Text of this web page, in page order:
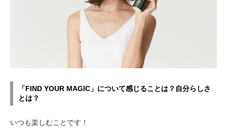
「FIND YOUR MAGIC」について感じることは？自分らしさ
とは？
いつも楽しむことです！